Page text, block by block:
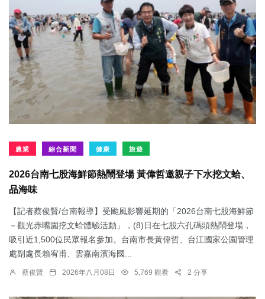
農業 綜合新聞 健康 旅遊
2026台南七股海鮮節熱鬧登場 黃偉哲邀親子下水挖文蛤、
品海味
【記者蔡俊賢/台南報導】受颱風影響延期的「2026台南七股海鮮節
－觀光赤嘴園挖文蛤體驗活動」，(8)日在七股六孔碼頭熱鬧登場，
吸引近1,500位民眾報名參加。台南市長黃偉哲、台江國家公園管理
處副處長賴宥甫、雲嘉南濱海國...
蔡俊賢 2026年八月08日 5,769 觀看 2 分享